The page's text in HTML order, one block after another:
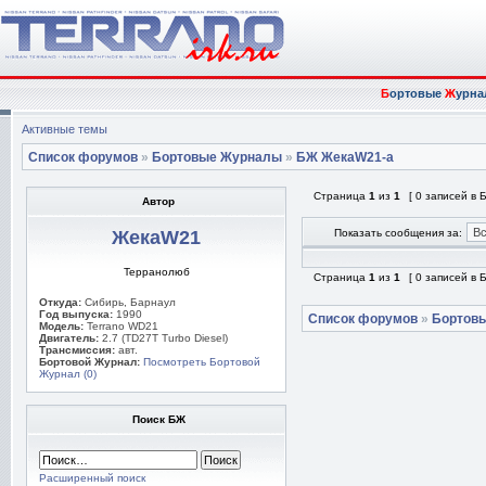
БортовыеЖ
Активные темы
Список форумов » Бортовые Журналы » БЖ ЖекаW21-а
Автор
ЖекаW21
Терранолюб
Откуда: Сибирь, Барнаул
Год выпуска: 1990
Модель: Terrano WD21
Двигатель: 2.7 (TD27T Turbo Diesel)
Трансмиссия: авт.
Бортовой Журнал: Посмотреть Бортовой
Журнал (0)
Поиск БЖ
Расширенный поиск
Страница 1 из 1 [ 0 записей в
Показать сообщения за:
Страница 1 из 1 [ 0 записей в
Список форумов »